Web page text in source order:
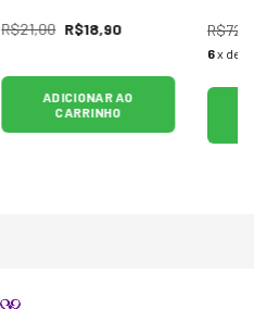
R$21,00 R$18,90
ADICIONAR AO
CARRINHO
6x de